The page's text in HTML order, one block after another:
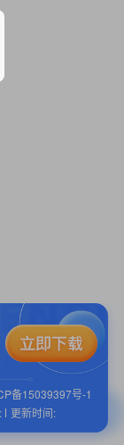
备15039397号-1
更新时间: